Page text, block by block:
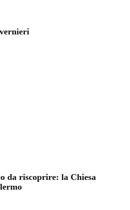
da riscoprire: la Chiesa